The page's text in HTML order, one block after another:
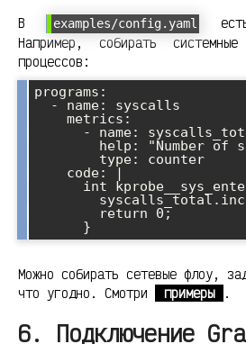
В examples/config.yaml
Например, собирать
процессов:
programs:
Можно собирать сетевые флоу,
что угодно. Смотри
примеры .
6. Подключение